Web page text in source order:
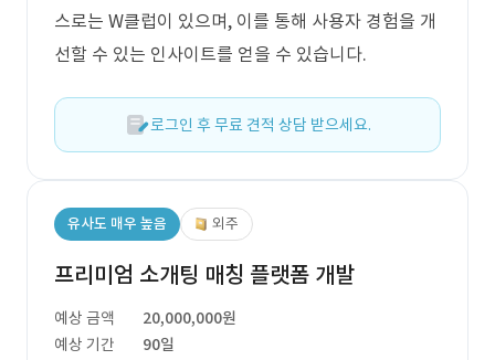
스로는 W클럽이 있으며, 이를 통해 사용자 경험을 개
선할 수 있는 인사이트를 얻을 수 있습니다.
로그인 후 무료 견적 상담 받으세요.
유사도 매우 높음 외주
프리미엄 소개팅 매칭 플랫폼 개발
예상 금액
20,000,000원
예상 기간
90일